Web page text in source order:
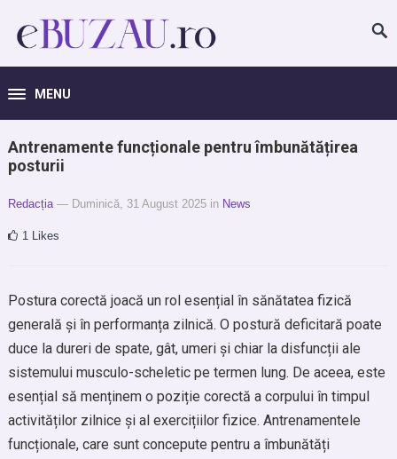
MENU
Antrenamente funcționale pentru îmbunătățirea
posturii
Redacția — Duminică, 31 August 2025 in News
1 Likes
Postura corectă joacă un rol esențial în sănătatea fizică
generală și în performanța zilnică. O postură deficitară poate
duce la dureri de spate, gât, umeri și chiar la disfuncții ale
sistemului musculo-scheletic pe termen lung. De aceea, este
esențial să menținem o poziție corectă a corpului în timpul
activităților zilnice și al exercițiilor fizice. Antrenamentele
funcționale, care sunt concepute pentru a îmbunătăți